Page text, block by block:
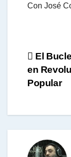
Con José
de
El
en
Popular